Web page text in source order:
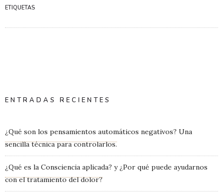
ETIQUETAS
ENTRADAS RECIENTES
¿Qué son los pensamientos automáticos negativos? Una
sencilla técnica para controlarlos.
¿Qué es la Consciencia aplicada? y ¿Por qué puede ayudarnos
con el tratamiento del dolor?